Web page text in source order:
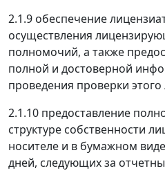
2.1.9 обеспечение
осуществления
полномочий, а также
полной и достоверной
проведения проверки этого
2.1.10 предоставление
структуре собственности
носителе и в бумажном
дней, следующих за